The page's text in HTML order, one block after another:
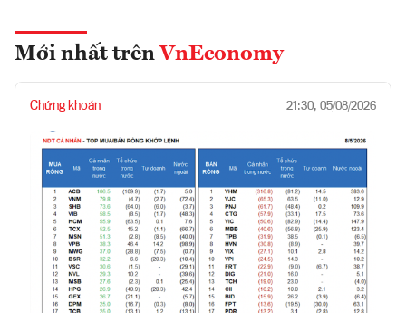
Mới nhất trên VnEconomy
Chứng khoán 21:30, 05/08/2026